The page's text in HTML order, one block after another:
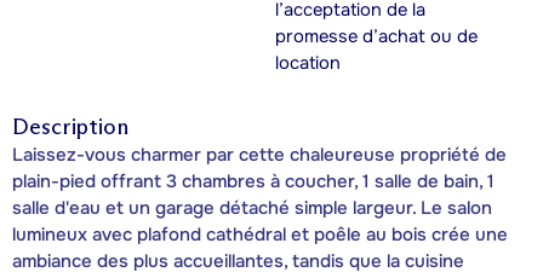
l’acceptation de la
promesse d’achat ou de
location
Description
Laissez-vous charmer par cette chaleureuse propriété de
plain-pied offrant 3 chambres à coucher, 1 salle de bain, 1
salle d'eau et un garage détaché simple largeur. Le salon
lumineux avec plafond cathédral et poêle au bois crée une
ambiance des plus accueillantes, tandis que la cuisine